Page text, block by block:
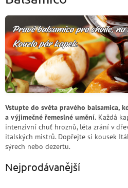
Vstupte do světa pravého balsamica,
a výjimečné řemeslné umění. Každá
intenzivní chuť hroznů, léta zrání v
italských mistrů. Dopřejte si kousek
sýrech nebo dezertu.
Nejprodávanější